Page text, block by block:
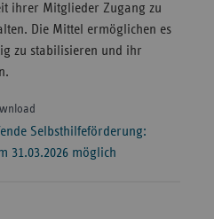
ihrer Mitglieder Zugang zu
Die Mittel ermöglichen es
zu stabilisieren und ihr
Selbsthilfeförderung:
31.03.2026 möglich